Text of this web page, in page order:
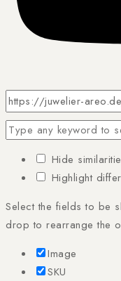
Hide
Highlight
Select the fields to be
drop to rearrange the
Image
SKU